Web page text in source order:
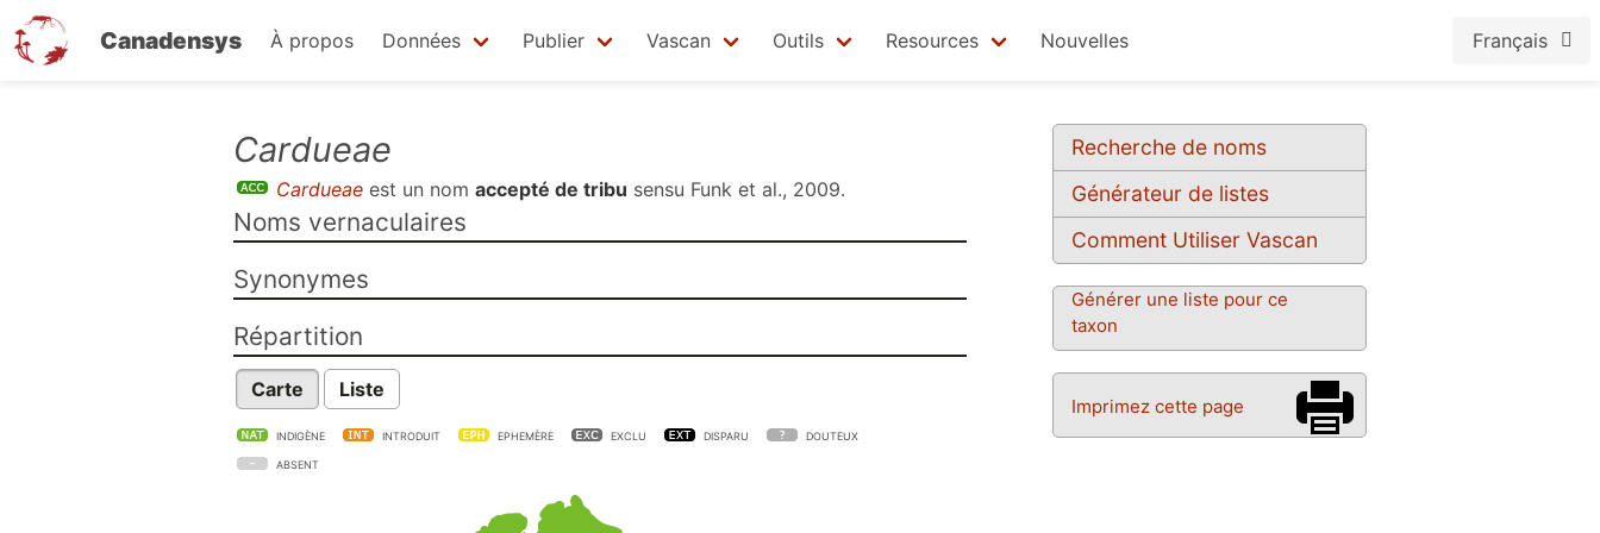
Canadensys À propos Données Publier Vascan Outils Resources Nouvelles Français
Recherche de noms
Générateur de listes
Comment Utiliser Vascan
Générer une liste pour ce
taxon
Imprimez cette page
Cardueae
Cardueae est un nom accepté de tribu sensu Funk et al., 2009.
Noms vernaculaires
Synonymes
Répartition
Carte Liste
INDIGÈNE INTRODUIT EPHEMÈRE EXCLU DISPARU DOUTEUX
ABSENT